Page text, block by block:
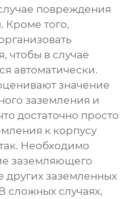
повреждения
Кроме того,
чтобы в случае
автоматически.
значение
заземления и
достаточно просто
к корпусу
Необходимо
заземляющего
других заземленных
сложных случаях,